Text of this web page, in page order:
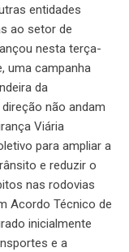
entidades
ao setor de
nesta terça-
uma campanha
da
não andam
Viária
para ampliar a
e reduzir o
nas rodovias
Acordo Técnico de
inicialmente
e a